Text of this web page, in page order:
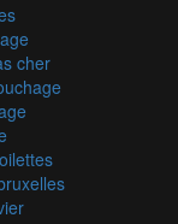
cher